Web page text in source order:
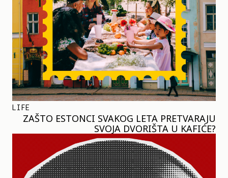
LIFE
ZAŠTO ESTONCI SVAKOG LETA PRETVARAJU
SVOJA DVORIŠTA U KAFIĆE?